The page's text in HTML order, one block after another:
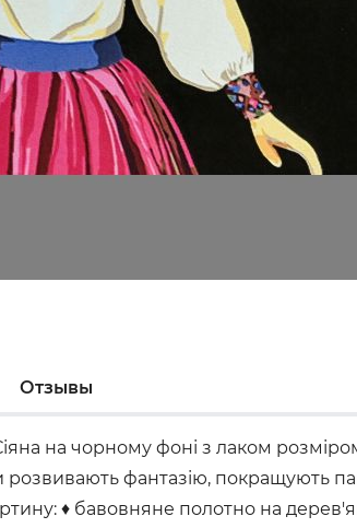
Отзывы
на чорному фоні з лаком
фантазію, покращують
♦ бавовняне полотно на